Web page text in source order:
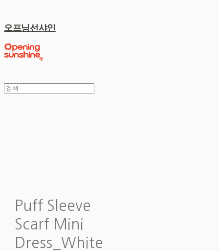
오프닝선샤인
Puff Sleeve
Scarf Mini
Dress_White